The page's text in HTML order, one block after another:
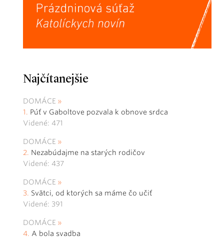
Najčítanejšie
DOMÁCE
Púť v Gaboltove pozvala k obnove srdca
Videné: 471
DOMÁCE
Nezabúdajme na starých rodičov
Videné: 437
DOMÁCE
Svätci, od ktorých sa máme čo učiť
Videné: 391
DOMÁCE
A bola svadba